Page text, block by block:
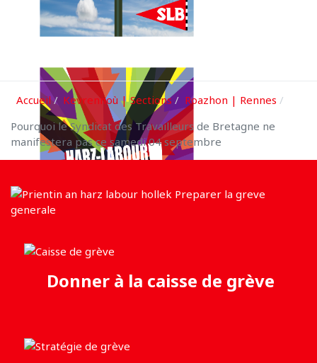
Accueil Kevrennoù | Sections
Roazhon | Rennes
Pourquoi le Syndicat des Travailleurs de Bretagne ne
manifestera pas ce samedi 04 septembre
Donner à la caisse de grève